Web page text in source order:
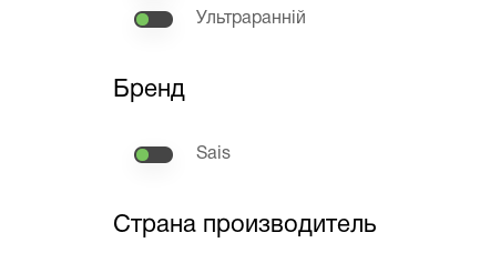
Ультраранній
Бренд
Sais
Страна производитель